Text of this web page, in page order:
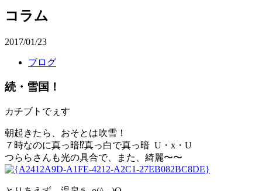
コラム
2017/01/23
ブログ
続・雪国！
カチブトでぇす
朝起きたら、おそとは吹雪！
７時なのに真っ暗⁉️真っ白で真っ暗 U・x・U
つららさんも光の具合で、また、綺麗〜〜